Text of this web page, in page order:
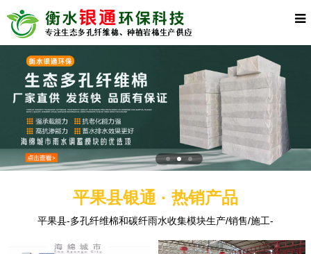
平果县银通 · 热销产品
平果县-多孔纤维棉和碳纤雨水收集模块生产/销售/施工-